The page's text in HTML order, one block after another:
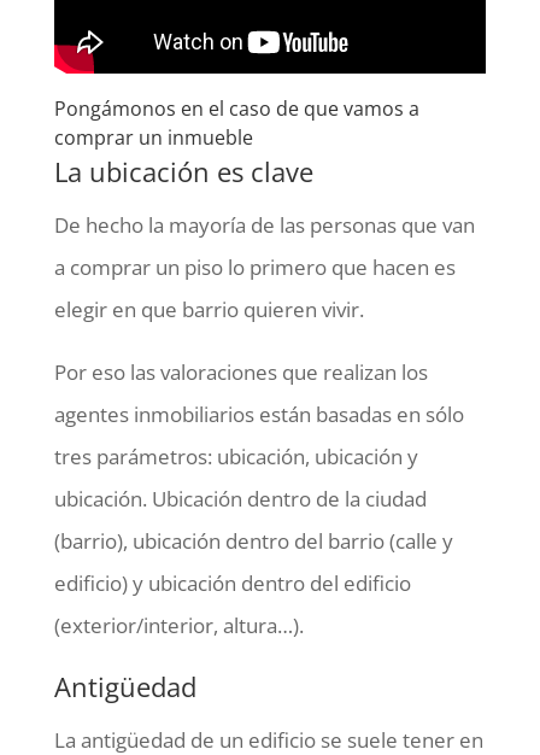
Pongámonos en el caso de que vamos a
comprar un inmueble
La ubicación es clave
De hecho la mayoría de las personas que van
a comprar un piso lo primero que hacen es
elegir en que barrio quieren vivir.
Por eso las valoraciones que realizan los
agentes inmobiliarios están basadas en sólo
tres parámetros: ubicación, ubicación y
ubicación. Ubicación dentro de la ciudad
(barrio), ubicación dentro del barrio (calle y
edificio) y ubicación dentro del edificio
(exterior/interior, altura…).
Antigüedad
La antigüedad de un edificio se suele tener en